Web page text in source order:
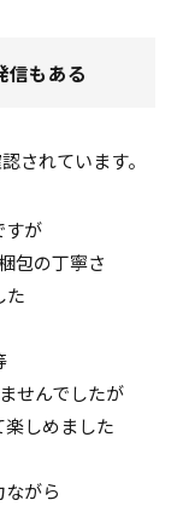
信もある
されています。
すが
包の丁寧さ
た
せんでしたが
しめました
がら